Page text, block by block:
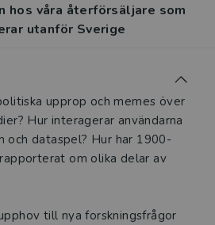
hos våra återförsäljare som
utanför Sverige
upprop och memes över
Hur interagerar användarna
och dataspel? Hur har 1900-
om olika delar av
till nya forskningsfrågor